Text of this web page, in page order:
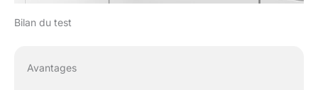
Bilan du test
Avantages